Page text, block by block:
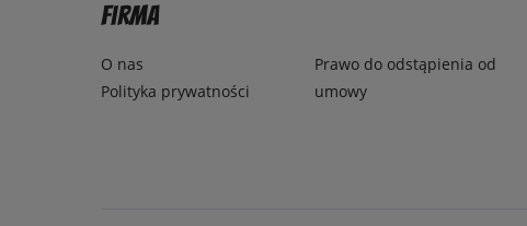
Firma
O nas
Polityka prywatności
Prawo do odstąpienia od
umowy